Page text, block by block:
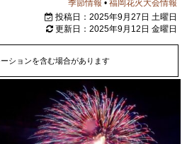
季節情報 •福岡花火大会情報
投稿日：2025年9月27日 土曜日
更新日：2025年9月12日 金曜日
ションを含む場合があります